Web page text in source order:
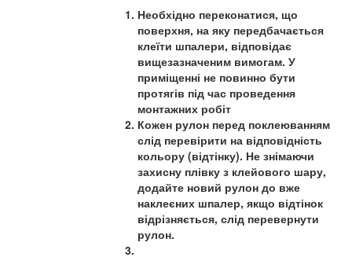
Необхідно переконатися, що
поверхня, на яку передбачається
клеїти шпалери, відповідає
вищезазначеним вимогам. У
приміщенні не повинно бути
протягів під час проведення
монтажних робіт
Кожен рулон перед поклеюванням
слід перевірити на відповідність
кольору (відтінку). Не знімаючи
захисну плівку з клейового шару,
додайте новий рулон до вже
наклеєних шпалер, якщо відтінок
відрізняється, слід перевернути
рулон.